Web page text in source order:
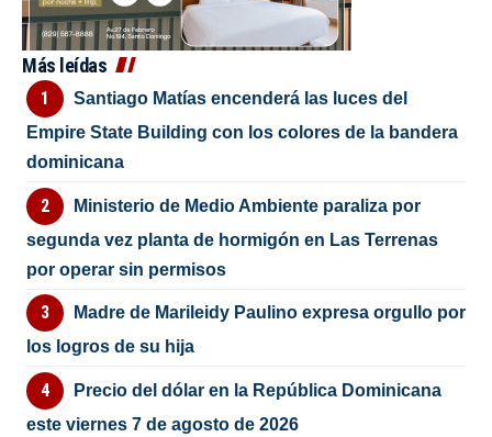
Más leídas
Santiago Matías encenderá las luces del
Empire State Building con los colores de la bandera
dominicana
Ministerio de Medio Ambiente paraliza por
segunda vez planta de hormigón en Las Terrenas
por operar sin permisos
Madre de Marileidy Paulino expresa orgullo por
los logros de su hija
Precio del dólar en la República Dominicana
este viernes 7 de agosto de 2026